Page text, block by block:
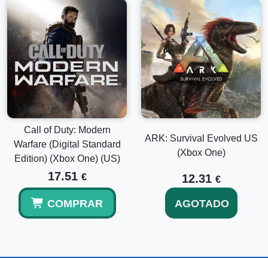
Call of Duty: Modern
Warfare (Digital Standard
Edition) (Xbox One) (US)
17.51 €
COMPRAR
ARK: Survival Evolved US
(Xbox One)
12.31 €
AGOTADO